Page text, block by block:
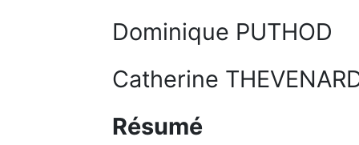
Dominique PUTHOD
Catherine
Résumé